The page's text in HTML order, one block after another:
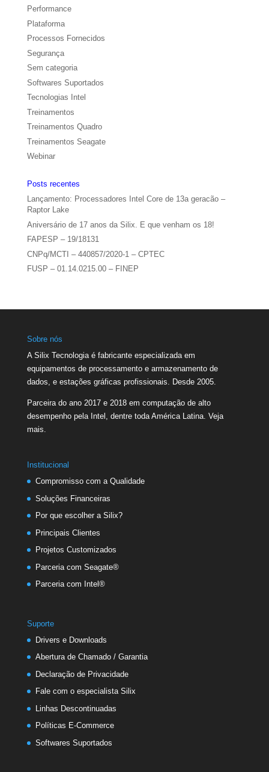
Performance
Plataforma
Processos Fornecidos
Segurança
Sem categoria
Softwares Suportados
Tecnologias Intel
Treinamentos
Treinamentos Quadro
Treinamentos Seagate
Webinar
Posts recentes
Lançamento: Processadores Intel Core de 13a geracão –
Raptor Lake
Aniversário de 17 anos da Silix. E que venham os 18!
FAPESP – 19/18131
CNPq/MCTI – 440857/2020-1 – CPTEC
FUSP – 01.14.0215.00 – FINEP
Sobre nós
A Silix Tecnologia é fabricante especializada em
equipamentos de processamento e armazenamento de
dados, e estações gráficas profissionais. Desde 2005.
Parceira do ano 2017 e 2018 em computação de alto
desempenho pela Intel, dentre toda América Latina. Veja
mais.
Institucional
Compromisso com a Qualidade
Soluções Financeiras
Por que escolher a Silix?
Principais Clientes
Projetos Customizados
Parceria com Seagate®
Parceria com Intel®
Suporte
Drivers e Downloads
Abertura de Chamado / Garantia
Declaração de Privacidade
Fale com o especialista Silix
Linhas Descontinuadas
Políticas E-Commerce
Softwares Suportados